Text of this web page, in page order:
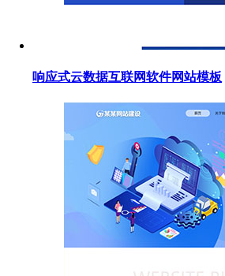
响应式云数据互联网软件网站模板